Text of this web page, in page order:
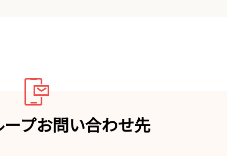
プお問い合わせ先